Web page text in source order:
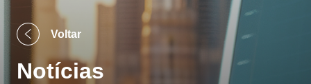
RECENTES
Voltar
Notícias